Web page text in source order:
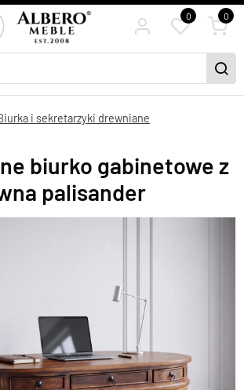
0 0
i sekretarzyki drewniane
biurko gabinetowe z
palisander